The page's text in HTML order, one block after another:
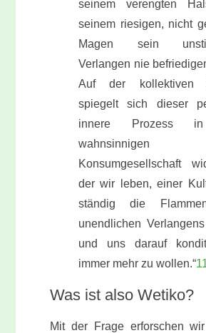
seinem verengten
seinem riesigen, nicht
Magen sein
Verlangen nie
Auf der kollektiven
spiegelt sich dieser
innere Prozess
wahnsinnigen
Konsumgesellschaft
der wir leben, einer
ständig die
unendlichen
und uns darauf
immer mehr zu wollen.“
Was ist also Wetiko?
Mit der Frage erforschen